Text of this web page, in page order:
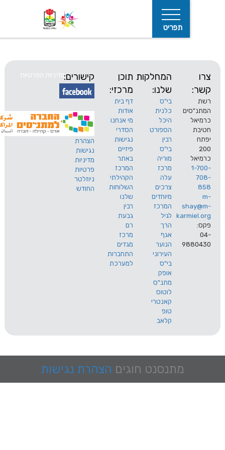
המחלקות
שלנו:
בי"ס
כלנית
היכל
הספורט
רבין
בי"ס
מוריה
מרכז
עלה
צרכים
מיוחדים
המרכז
לגיל
הרך
אגף
הנוער
תוכן
מרכזי:
דף בית
אודות
מי אנחנו
הסדרי
נגישות
פיזיים
באתר
המרכז
הקהילתי
השלוחות
שלנו
רבין
גבעת
רם
מרכז
מגדים
התחברות
למערכת
קישורים:
הצהרת
נגישות
מדיניות
פרטיות
ניוזלטר
החודש
מדיניות הפרטיות
מתנסנט חוגים הצהרת נגישות